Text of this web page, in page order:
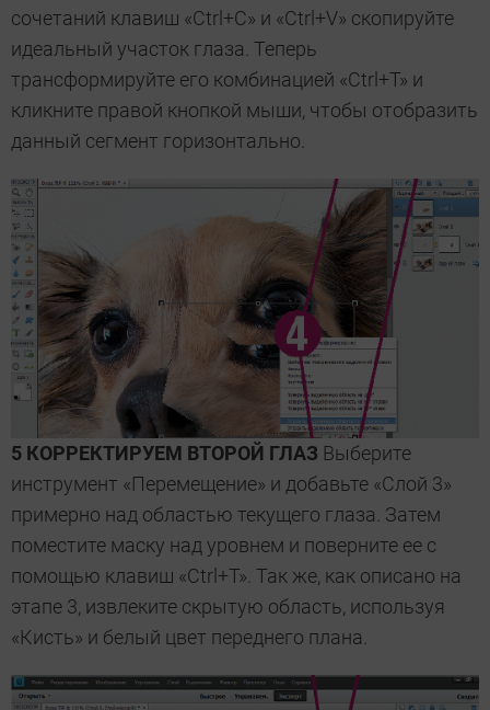
сочетаний клавиш «Ctrl+C» и «Ctrl+V» скопируйте
идеальный участок глаза. Теперь
трансформируйте его комбинацией «Ctrl+T» и
кликните правой кнопкой мыши, чтобы отобразить
данный сегмент горизонтально.
5 КОРРЕКТИРУЕМ ВТОРОЙ ГЛАЗ Выберите
инструмент «Перемещение» и добавьте «Слой 3»
примерно над областью текущего глаза. Затем
поместите маску над уровнем и поверните ее с
помощью клавиш «Ctrl+T». Так же, как описано на
этапе 3, извлеките скрытую область, используя
«Кисть» и белый цвет переднего плана.